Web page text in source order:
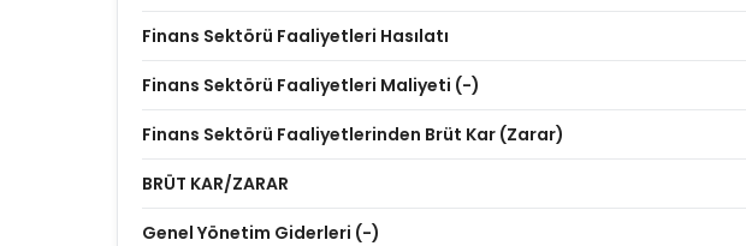
Finans Sektörü Faaliyetleri Hasılatı
Finans Sektörü Faaliyetleri Maliyeti (-)
Finans Sektörü Faaliyetlerinden Brüt Kar (Zarar)
BRÜT KAR/ZARAR
Genel Yönetim Giderleri (-)